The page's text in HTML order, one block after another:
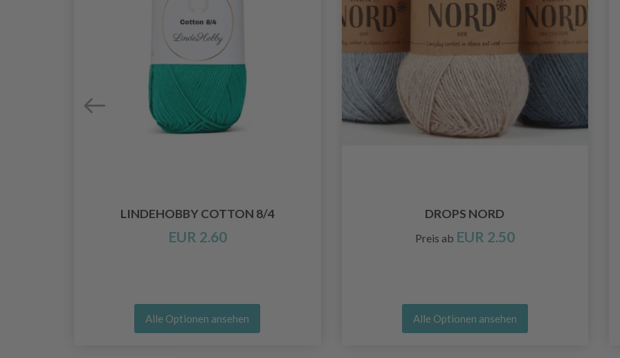
LINDEHOBBY COTTON 8/4
EUR 2.60
Alle Optionen ansehen
DROPS NORD
Preis ab EUR 2.50
Alle Optionen ansehen